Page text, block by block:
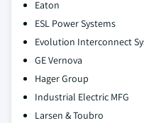
Eaton
ESL Power Systems
Evolution Interconnect
GE Vernova
Hager Group
Industrial Electric MFG
Larsen & Toubro